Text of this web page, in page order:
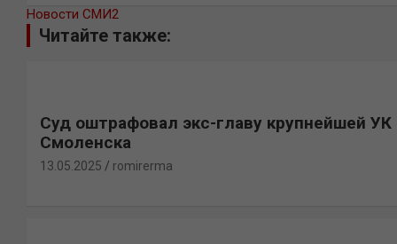
Новости СМИ2
Читайте также:
Суд оштрафовал экс-главу крупнейшей УК
Смоленска
13.05.2025 romirerma